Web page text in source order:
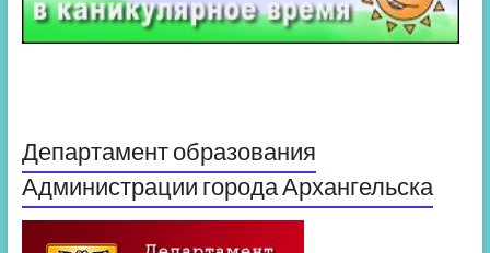
Департамент образования
Администрации города Архангельска